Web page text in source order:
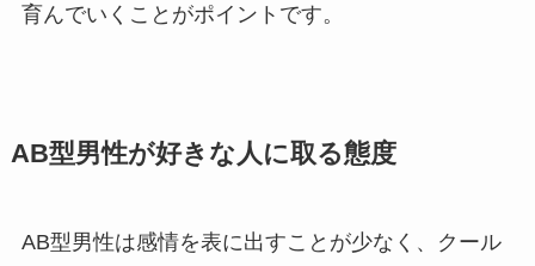
育んでいくことがポイントです。
AB型男性が好きな人に取る態度
AB型男性は感情を表に出すことが少なく、クール